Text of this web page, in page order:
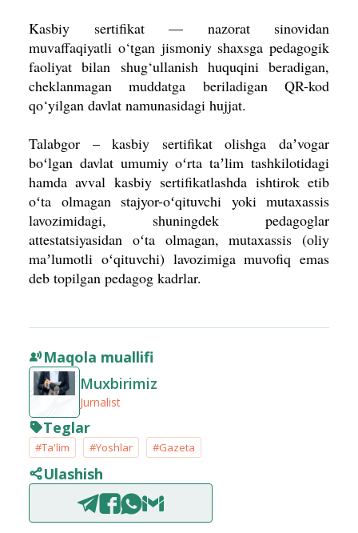
Kasbiy sertifikat — nazorat sinovidan
muvaffaqiyatli o‘tgan jismoniy shaxsga pedagogik
faoliyat bilan shug‘ullanish huquqini beradigan,
cheklanmagan muddatga beriladigan QR-kod
qo‘yilgan davlat namunasidagi hujjat.
Talabgor – kasbiy sertifikat olishga daʼvogar
boʻlgan davlat umumiy oʻrta taʼlim tashkilotidagi
hamda avval kasbiy sertifikatlashda ishtirok etib
oʻta olmagan stajyor-oʻqituvchi yoki mutaxassis
lavozimidagi, shuningdek pedagoglar
attestatsiyasidan oʻta olmagan, mutaxassis (oliy
maʼlumotli oʻqituvchi) lavozimiga muvofiq emas
deb topilgan pedagog kadrlar.
Maqola muallifi
Muxbirimiz
Jurnalist
Teglar
#Ta'lim #Yoshlar #Gazeta
Ulashish